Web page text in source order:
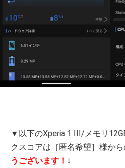
▼以下のXperia 1 III/メモリ
クスコアは［匿名希望］様から
うございます！ ↓